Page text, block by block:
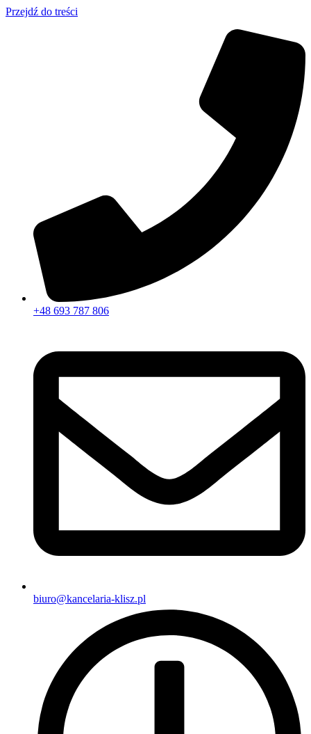
Przejdź do treści
+48 693 787 806
biuro@kancelaria-klisz.pl